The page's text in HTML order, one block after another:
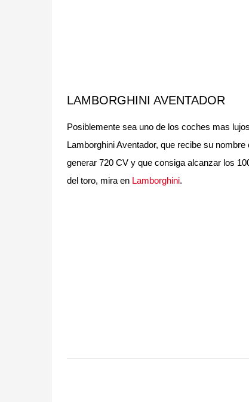
LAMBORGHINI AVENTADOR
Posiblemente sea uno de los coches mas
Lamborghini Aventador, que recibe su
generar 720 CV y que consiga alcanzar los
del toro, mira en Lamborghini.